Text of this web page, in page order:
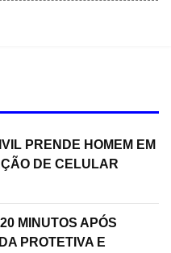
PRENDE HOMEM EM
DE CELULAR
MINUTOS APÓS
PROTETIVA E